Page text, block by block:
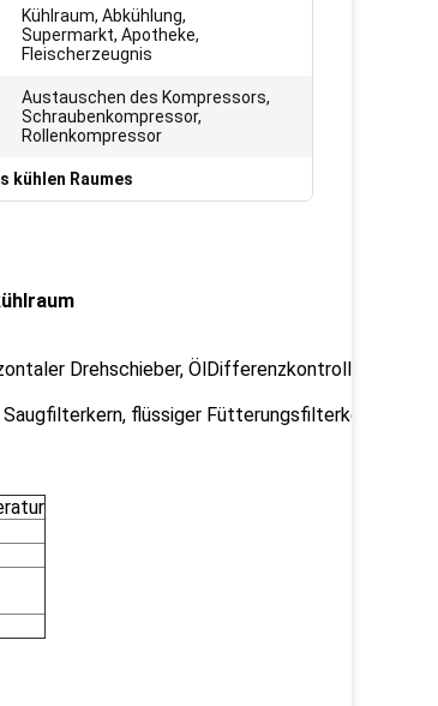
Kühlraum, Abkühlung,
Supermarkt, Apotheke,
Fleischerzeugnis
Austauschen des Kompressors,
Schraubenkompressor,
Rollenkompressor
kühlen Raumes
Drehschieber,
flüssiger Fütterungsfilterkern,